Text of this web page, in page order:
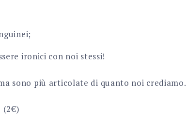
ironici con noi stessi!
sono più articolate di quanto noi crediamo.
(2€)